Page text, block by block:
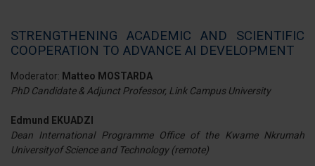
STRENGTHENING ACADEMIC AND SCIENTIFIC
COOPERATION TO ADVANCE AI DEVELOPMENT
Moderator: Matteo MOSTARDA
PhD Candidate & Adjunct Professor, Link Campus University
Edmund EKUADZI
Dean International Programme Office of the Kwame Nkrumah
Universityof Science and Technology (remote)